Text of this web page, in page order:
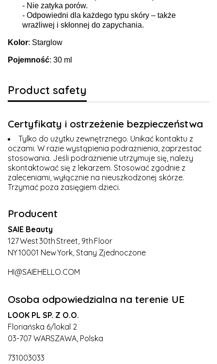
- Nie zatyka porów.
- Odpowiedni dla każdego typu skóry – także
wrażliwej i skłonnej do zapychania.
Kolor: Starglow
Pojemność: 30 ml
Product safety
Certyfikaty i ostrzeżenie bezpieczeństwa
Tylko do użytku zewnętrznego. Unikać kontaktu z
oczami. W razie wystąpienia podrażnienia, zaprzestać
stosowania. Jeśli podrażnienie utrzymuje się, należy
skontaktować się z lekarzem. Stosować zgodnie z
zaleceniami, wyłącznie na nieuszkodzonej skórze.
Trzymać poza zasięgiem dzieci.
Producent
SAIE Beauty
127 West 30th Street, 9th Floor
NY 10001 New York, Stany Zjednoczone
HI@SAIEHELLO.COM
Osoba odpowiedzialna na terenie UE
LOOK PL SP. Z O.O.
Floriańska 6/lokal 2
03-707 WARSZAWA, Polska
731003033